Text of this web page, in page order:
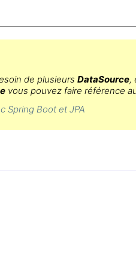
de plusieurs DataSource,
vous pouvez faire référence
Spring Boot et JPA